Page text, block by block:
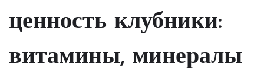
ценность клубники:
витамины, минералы